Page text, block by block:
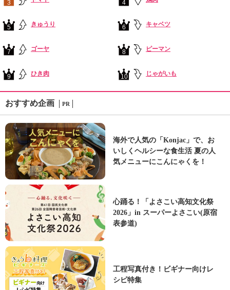
3 4
5 きゅうり 6 キャベツ
7 ゴーヤ 8 ピーマン
9 ひき肉 10 じゃがいも
おすすめ企画 PR
海外で人気の「Konjac」で、お
いしくヘルシーな食生活 夏の人
気メニューにこんにゃくを！
心踊る！「よさこい高知文化祭
2026」in スーパーよさこい(原宿
表参道)
工程写真付き！ビギナー向けレ
シピ特集